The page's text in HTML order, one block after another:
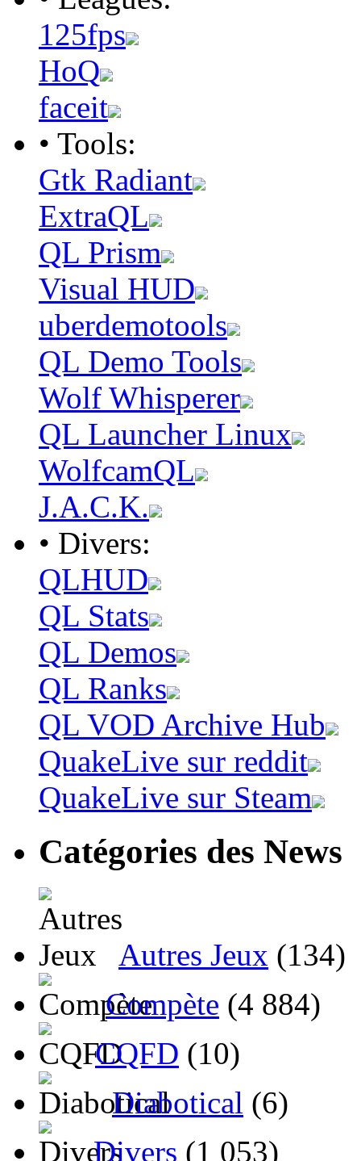
125fps
HoQ
faceit
• Tools:
Gtk Radiant
ExtraQL
QL Prism
Visual HUD
uberdemotools
QL Demo Tools
Wolf Whisperer
QL Launcher Linux
WolfcamQL
J.A.C.K.
• Divers:
QLHUD
QL Stats
QL Demos
QL Ranks
QL VOD Archive Hub
QuakeLive sur reddit
QuakeLive sur Steam
Catégories des News
Autres Jeux (134)
Compète (4 884)
CQFD (10)
Diabotical (6)
Divers (1 053)